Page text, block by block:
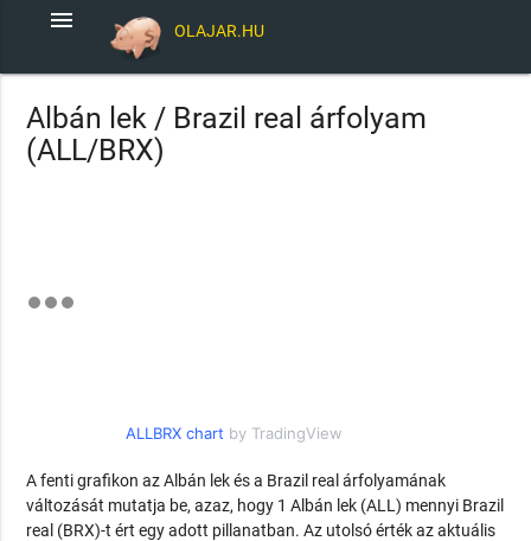
OLAJAR.HU
menu
Albán lek / Brazil real árfolyam
(ALL/BRX)
ALLBRX chart by TradingView
A fenti grafikon az Albán lek és a Brazil real árfolyamának
változását mutatja be, azaz, hogy 1 Albán lek (ALL) mennyi Brazil
real (BRX)-t ért egy adott pillanatban. Az utolsó érték az aktuális